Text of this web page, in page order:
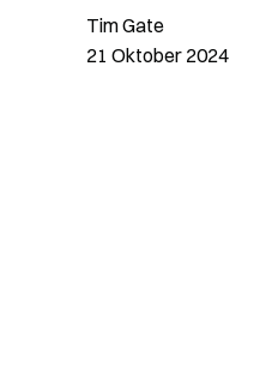
Tim Gate
21 Oktober 2024